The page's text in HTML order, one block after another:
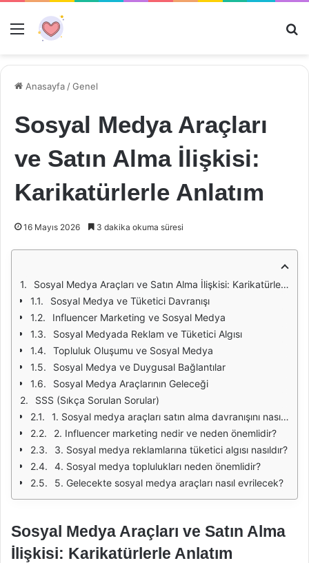
Menü
Anasayfa /Genel
Sosyal Medya Araçları
ve Satın Alma İlişkisi:
Karikatürlerle Anlatım
16 Mayıs 2026 3 dakika okuma süresi
Sosyal Medya Araçları ve Satın Alma İlişkisi: Karikatürlerle Anlatım
Sosyal Medya ve Tüketici Davranışı
Influencer Marketing ve Sosyal Medya
Sosyal Medyada Reklam ve Tüketici Algısı
Topluluk Oluşumu ve Sosyal Medya
Sosyal Medya ve Duygusal Bağlantılar
Sosyal Medya Araçlarının Geleceği
SSS (Sıkça Sorulan Sorular)
1. Sosyal medya araçları satın alma davranışını nasıl etkiler?
2. Influencer marketing nedir ve neden önemlidir?
3. Sosyal medya reklamlarına tüketici algısı nasıldır?
4. Sosyal medya toplulukları neden önemlidir?
5. Gelecekte sosyal medya araçları nasıl evrilecek?
Sosyal Medya Araçları ve Satın Alma
İlişkisi: Karikatürlerle Anlatım